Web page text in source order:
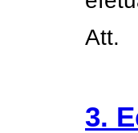
Att.
3.